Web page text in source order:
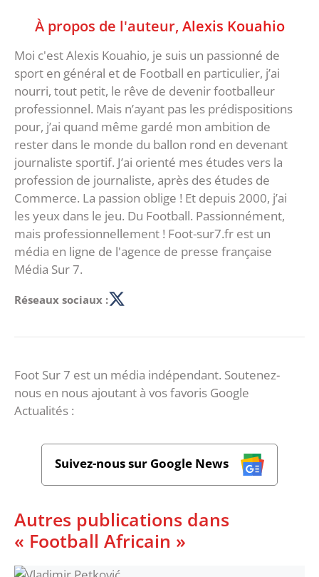
À propos de l'auteur, Alexis Kouahio
Moi c'est Alexis Kouahio, je suis un passionné de
sport en général et de Football en particulier, j’ai
nourri, tout petit, le rêve de devenir footballeur
professionnel. Mais n’ayant pas les prédispositions
pour, j’ai quand même gardé mon ambition de
rester dans le monde du ballon rond en devenant
journaliste sportif. J’ai orienté mes études vers la
profession de journaliste, après des études de
Commerce. La passion oblige ! Et depuis 2000, j’ai
les yeux dans le jeu. Du Football. Passionnément,
mais professionnellement ! Foot-sur7.fr est un
média en ligne de l'agence de presse française
Média Sur 7.
Réseaux sociaux :
Foot Sur 7 est un média indépendant. Soutenez-
nous en nous ajoutant à vos favoris Google
Actualités :
Suivez-nous sur Google News
Autres publications dans
« Football Africain »